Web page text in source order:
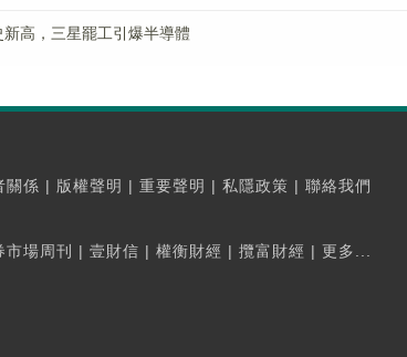
新高，三星罷工引爆半導體
關係 | 版權聲明 | 重要聲明 | 私隱政策 | 聯絡我們
市場周刊 | 壹財信 | 權衡財經 | 攬富財經 | 更多...